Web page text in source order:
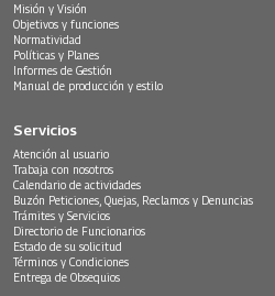
Misión y Visión
Objetivos y funciones
Normatividad
Políticas y Planes
Informes de Gestión
Manual de producción y estilo
Servicios
Atención al usuario
Trabaja con nosotros
Calendario de actividades
Buzón Peticiones, Quejas, Reclamos y Denuncias
Trámites y Servicios
Directorio de Funcionarios
Estado de su solicitud
Términos y Condiciones
Entrega de Obsequios